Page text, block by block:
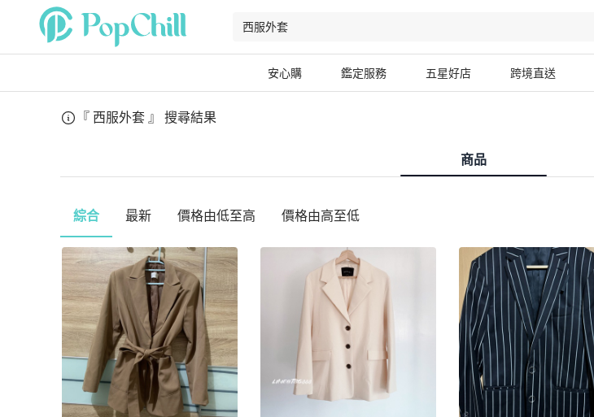
安心購 鑑定服務 五星好店 跨境直送
『 西服外套 』 搜尋結果
商品
綜合 最新 價格由低至高 價格由高至低